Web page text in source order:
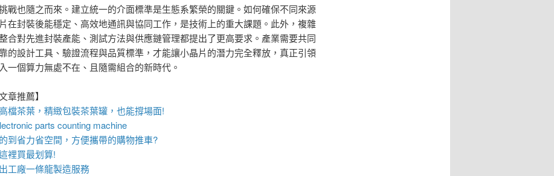
戰也隨之而來。建立統一的介面標準是生態系繁榮的關鍵。如何確保不同來源
在封裝後能穩定、高效地通訊與協同工作，是技術上的重大課題。此外，複雜
合對先進封裝產能、測試方法與供應鏈管理都提出了更高要求。產業需要共同
的設計工具、驗證流程與品質標準，才能讓小晶片的潛力完全釋放，真正引領
一個算力無處不在、且隨需組合的新時代。
章推薦】
檔茶葉，精緻包裝茶葉罐，也能撐場面!
parts counting machine
到省力省空間，方便攜帶的購物推車?
裡買最划算!
工廠一條龍製造服務